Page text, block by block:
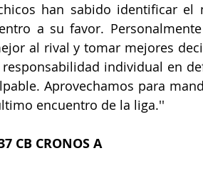
han sabido identificar el
a su favor.
al rival y tomar mejores
individual en
Aprovechamos para
encuentro de la liga.''
CB CRONOS A